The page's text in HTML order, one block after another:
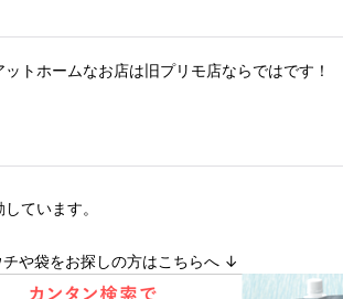
トホームなお店は旧プリモ店ならではです！
ています。
や袋をお探しの方はこちらへ ↓